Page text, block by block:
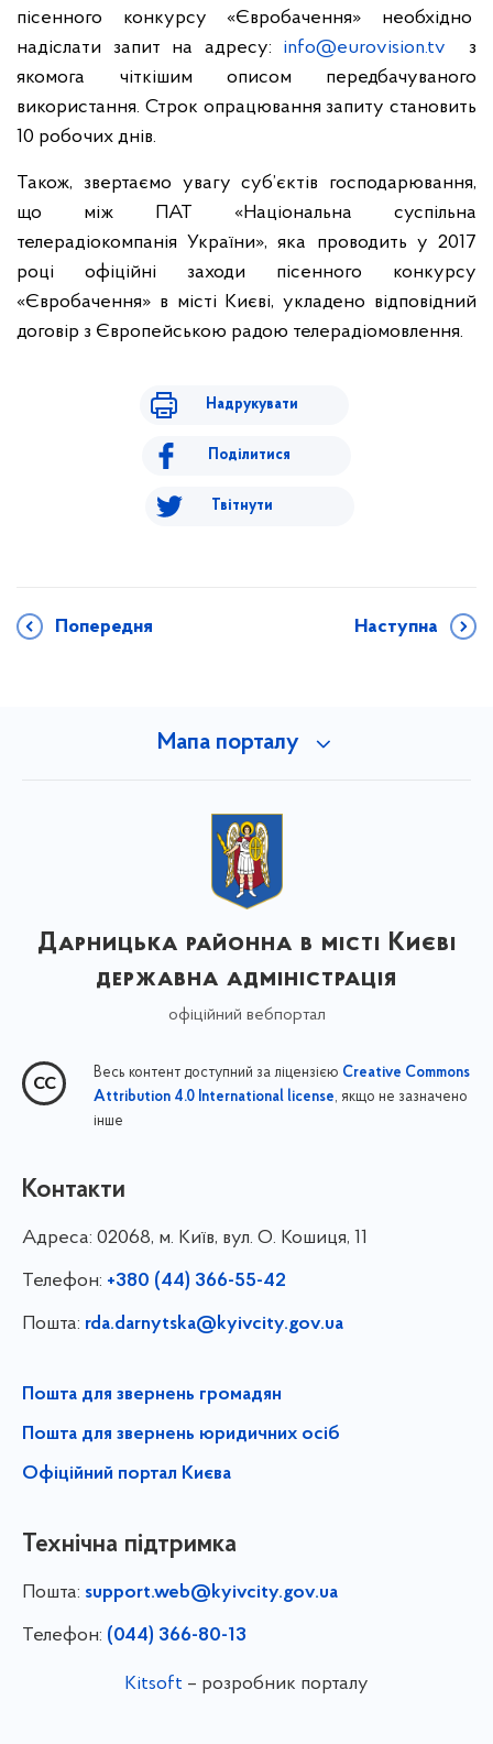
пісенного конкурсу «Євробачення» необхідно
надіслати запит на адресу: info@eurovision.tv з
якомога чіткішим описом передбачуваного
використання. Строк опрацювання запиту становить
10 робочих днів.
Також, звертаємо увагу суб’єктів господарювання,
що між ПАТ «Національна суспільна
телерадіокомпанія України», яка проводить у 2017
році офіційні заходи пісенного конкурсу
«Євробачення» в місті Києві, укладено відповідний
договір з Європейською радою телерадіомовлення.
Надрукувати
Поділитися
Твітнути
Попередня Наступна
Мапа порталу
Дарницька районна в місті Києві
державна адміністрація
офіційний вебпортал
Весь контент доступний за ліцензією Creative Commons
Attribution 4.0 International license, якщо не зазначено
інше
Контакти
Адреса: 02068, м. Київ, вул. О. Кошиця, 11
Телефон: +380 (44) 366-55-42
Пошта: rda.darnytska@kyivcity.gov.ua
Пошта для звернень громадян
Пошта для звернень юридичних осіб
Офіційний портал Києва
Технічна підтримка
Пошта: support.web@kyivcity.gov.ua
Телефон: (044) 366-80-13
Kitsoft – розробник порталу